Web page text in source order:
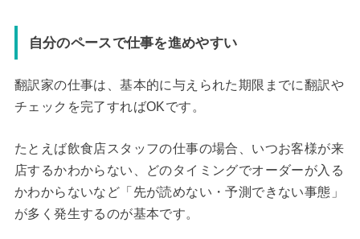
自分のペースで仕事を進めやすい
翻訳家の仕事は、基本的に与えられた期限までに翻訳や
チェックを完了すればOKです。
たとえば飲食店スタッフの仕事の場合、いつお客様が来
店するかわからない、どのタイミングでオーダーが入る
かわからないなど「先が読めない・予測できない事態」
が多く発生するのが基本です。